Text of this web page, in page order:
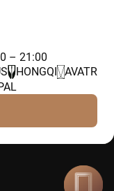
– 21:00
HONGQI
AVATR